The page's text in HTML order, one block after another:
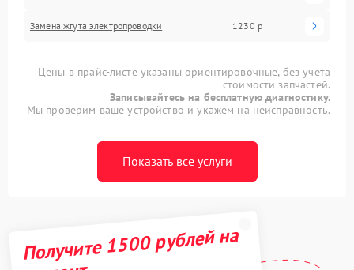
Замена жгута электропроводки 1230 р
Цены в прайс-листе указаны ориентировочные, без учета
стоимости запчастей.
Записывайтесь на бесплатную диагностику.
Мы проверим ваше устройство и укажем на неисправность.
Показать все услуги
Получите 1500 рублей на